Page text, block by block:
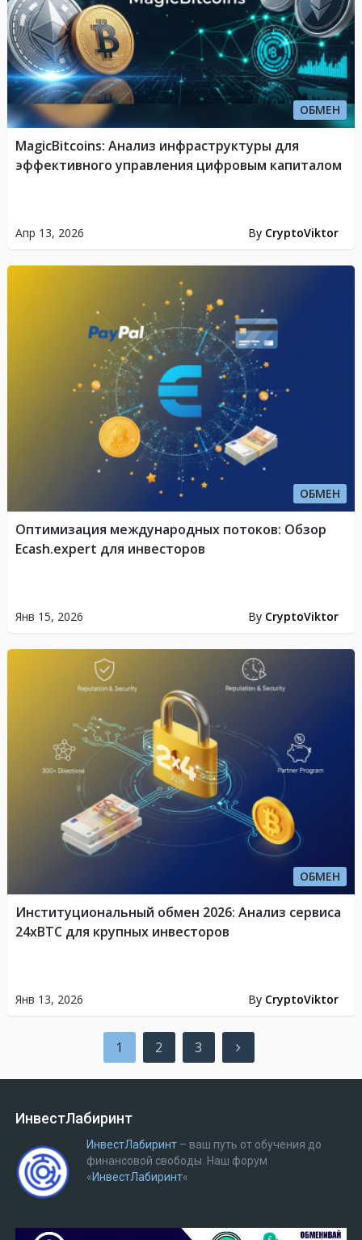
ОБМЕН
Апр 13, 2026 By CryptoViktor
MagicBitcoins: Анализ инфраструктуры для
эффективного управления цифровым капиталом
ОБМЕН
Янв 15, 2026 By CryptoViktor
Оптимизация международных потоков: Обзор
Ecash.expert для инвесторов
ОБМЕН
Янв 13, 2026 By CryptoViktor
Институциональный обмен 2026: Анализ сервиса
24xBTC для крупных инвесторов
Пагинация 1 2 3
ИнвестЛабиринт
ИнвестЛабиринт– ваш путь от обучения до
финансовой свободы. Наш форум
«ИнвестЛабиринт«